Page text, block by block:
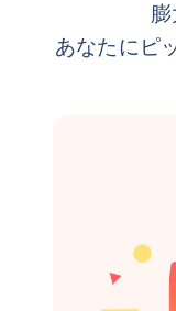
あなたにピ